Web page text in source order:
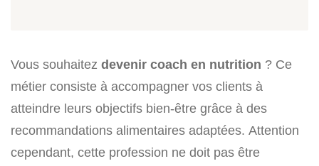
Vous souhaitez devenir coach en nutrition ? Ce
métier consiste à accompagner vos clients à
atteindre leurs objectifs bien-être grâce à des
recommandations alimentaires adaptées. Attention
cependant, cette profession ne doit pas être